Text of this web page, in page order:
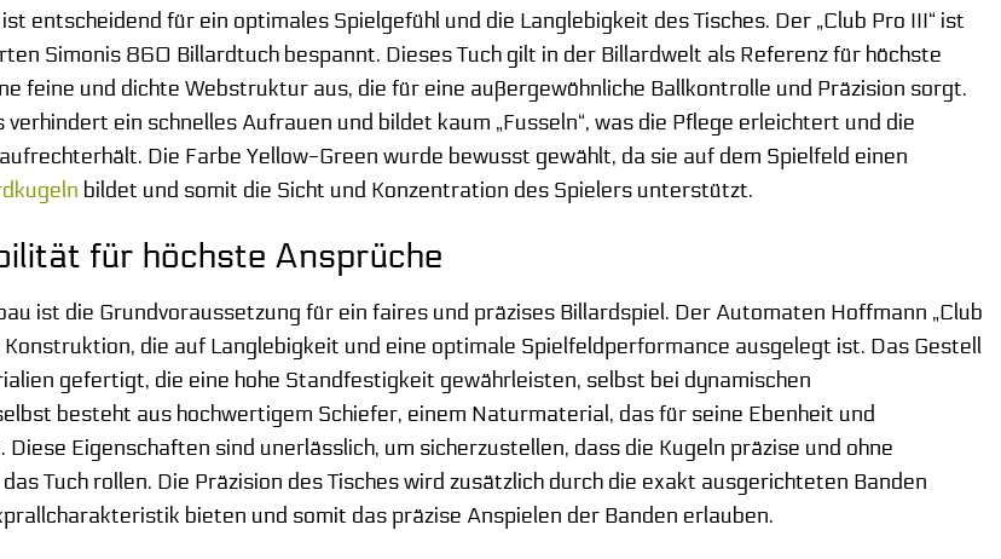
entscheidend für ein optimales Spielgefühl und die Langlebigkeit des Tisches. Der „Club Pro III“ ist
Simonis 860 Billardtuch bespannt. Dieses Tuch gilt in der Billardwelt als Referenz für höchste
feine und dichte Webstruktur aus, die für eine außergewöhnliche Ballkontrolle und Präzision sorgt.
verhindert ein schnelles Aufrauen und bildet kaum „Fusseln“, was die Pflege erleichtert und die
Die Farbe Yellow-Green wurde bewusst gewählt, da sie auf dem Spielfeld einen
bildet und somit die Sicht und Konzentration des Spielers unterstützt.
für höchste Ansprüche
ist die Grundvoraussetzung für ein faires und präzises Billardspiel. Der Automaten Hoffmann „Club
Konstruktion, die auf Langlebigkeit und eine optimale Spielfeldperformance ausgelegt ist. Das Gestell
gefertigt, die eine hohe Standfestigkeit gewährleisten, selbst bei dynamischen
besteht aus hochwertigem Schiefer, einem Naturmaterial, das für seine Ebenheit und
Eigenschaften sind unerlässlich, um sicherzustellen, dass die Kugeln präzise und ohne
Tuch rollen. Die Präzision des Tisches wird zusätzlich durch die exakt ausgerichteten Banden
bieten und somit das präzise Anspielen der Banden erlauben.